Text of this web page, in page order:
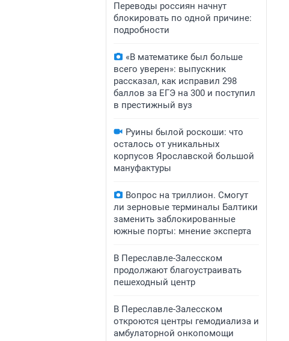
Переводы россиян начнут
блокировать по одной причине:
подробности
«В математике был больше
всего уверен»: выпускник
рассказал, как исправил 298
баллов за ЕГЭ на 300 и поступил
в престижный вуз
Руины былой роскоши: что
осталось от уникальных
корпусов Ярославской большой
мануфактуры
Вопрос на триллион. Смогут
ли зерновые терминалы Балтики
заменить заблокированные
южные порты: мнение эксперта
В Переславле-Залесском
продолжают благоустраивать
пешеходный центр
​​​​В Переславле-Залесском
откроются центры гемодиализа и
амбулаторной онкопомощи